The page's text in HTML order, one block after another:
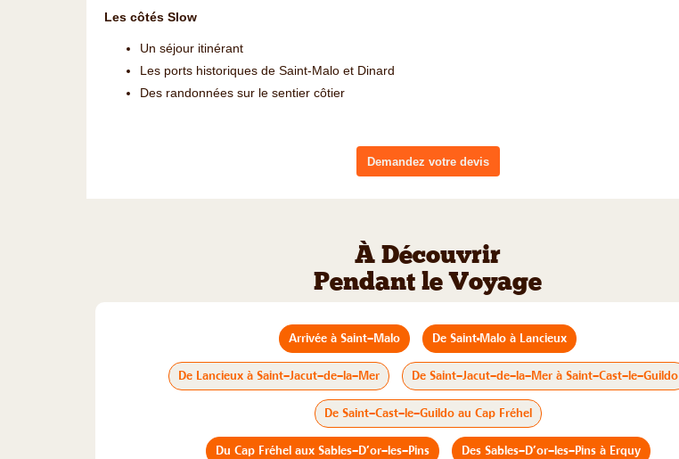
Les côtés Slow
Un séjour itinérant
Les ports historiques de Saint-Malo et Dinard
Des randonnées sur le sentier côtier
Demandez votre devis
À Découvrir
Pendant le Voyage
Arrivée à Saint–Malo De Saint-Malo à Lancieux
De Lancieux à Saint–Jacut–de–la–Mer De Saint–Jacut–de–la–Mer à Saint–Cast–le–Guildo
De Saint–Cast–le–Guildo au Cap Fréhel
Du Cap Fréhel aux Sables–D’or–les–Pins Des Sables–D’or–les–Pins à Erquy